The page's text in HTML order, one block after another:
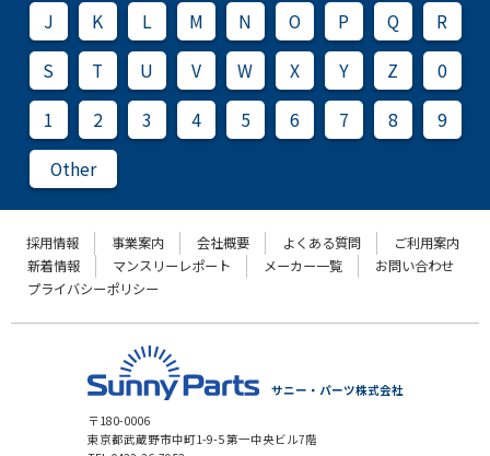
J
K L M N O P Q
R
S
T U V W X Y Z
0
1
2 3 4 5 6 7 8
9
Other
採用情報 事業案内 会社概要 よくある質問
ご利用案内
新着情報
マンスリーレポート メーカー一覧
お問い合わせ
プライバシーポリシー
サニー・パーツ株式会社
〒180-0006
東京都武蔵野市中町1-9-5 第一中央ビル7階